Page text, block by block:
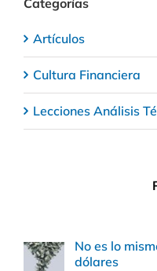
Artículos
Cultura Financiera
Lecciones Análisis
No es lo
dólares